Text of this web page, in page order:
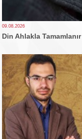
09.08.2026
Din Ahlakla Tamamlanır